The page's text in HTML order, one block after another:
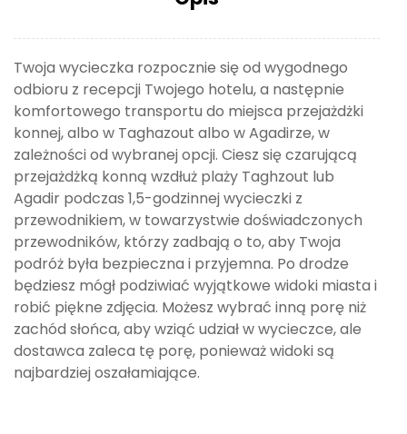
Twoja wycieczka rozpocznie się od wygodnego
odbioru z recepcji Twojego hotelu, a następnie
komfortowego transportu do miejsca przejażdżki
konnej, albo w Taghazout albo w Agadirze, w
zależności od wybranej opcji. Ciesz się czarującą
przejażdżką konną wzdłuż plaży Taghzout lub
Agadir podczas 1,5-godzinnej wycieczki z
przewodnikiem, w towarzystwie doświadczonych
przewodników, którzy zadbają o to, aby Twoja
podróż była bezpieczna i przyjemna. Po drodze
będziesz mógł podziwiać wyjątkowe widoki miasta i
robić piękne zdjęcia. Możesz wybrać inną porę niż
zachód słońca, aby wziąć udział w wycieczce, ale
dostawca zaleca tę porę, ponieważ widoki są
najbardziej oszałamiające.